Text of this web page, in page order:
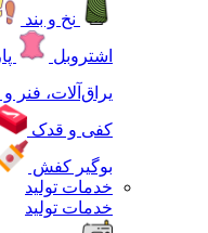
نخ و بند
اشتروبل
یراق‌آلات، فنر
کفی و قدک
بوگیر کفش
خدمات تولید
خدمات تولید